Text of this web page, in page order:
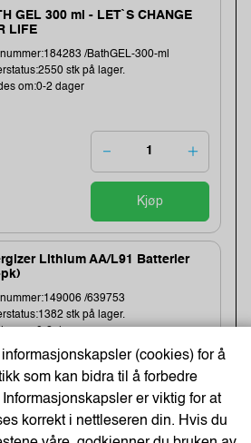
GEL 300 ml - LET`S CHANGE
LIFE
/BathGEL-300-ml
stk på lager.
om:0-2 dager
Kjøp
Lithium AA/L91 Batterier
/639753
stk på lager.
(cookies) for å
som kan bidra til å forbedre
er viktig for at
korrekt i nettleseren din. Hvis du